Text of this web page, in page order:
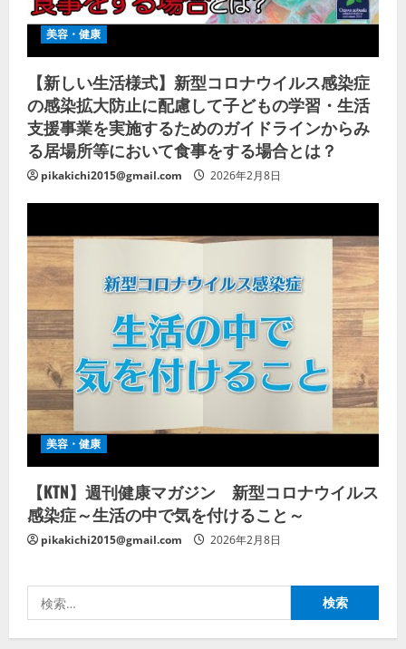
美容・健康
【新しい生活様式】新型コロナウイルス感染症
の感染拡大防止に配慮して子どもの学習・生活
支援事業を実施するためのガイドラインからみ
る居場所等において食事をする場合とは？
pikakichi2015@gmail.com 2026年2月8日
美容・健康
【KTN】週刊健康マガジン 新型コロナウイルス
感染症～生活の中で気を付けること～
pikakichi2015@gmail.com 2026年2月8日
索: